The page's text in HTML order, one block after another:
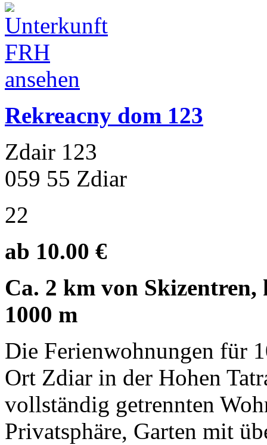
Rekreacny dom 123
Zdair 123
059 55 Zdiar
22
ab 10.00 €
Ca. 2 km von
1000 m
Die Ferienwohnungen für
Ort Zdiar in der Hohen
vollständig getrennten
Privatsphäre, Garten mit